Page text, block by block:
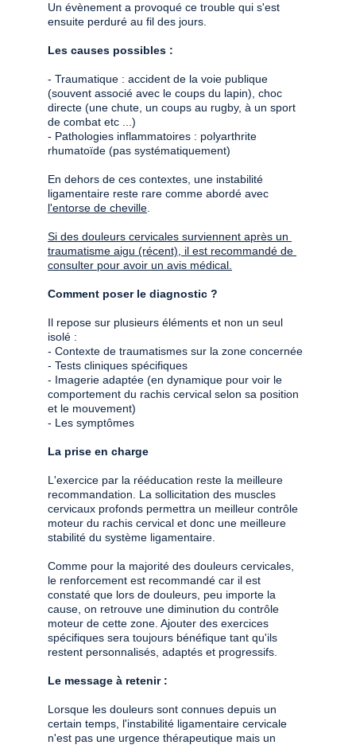
Un évènement a provoqué ce trouble qui s'est
ensuite perduré au fil des jours.
Les causes possibles :
- Traumatique : accident de la voie publique
(souvent associé avec le coups du lapin), choc
directe (une chute, un coups au rugby, à un sport
de combat etc ...)
- Pathologies inflammatoires : polyarthrite
rhumatoïde (pas systématiquement)
En dehors de ces contextes, une instabilité
ligamentaire reste rare comme abordé avec
l'entorse de cheville
Si des douleurs cervicales surviennent après un
traumatisme aigu (récent), il est recommandé de
consulter pour avoir un avis médical.
Comment poser le diagnostic ?
Il repose sur plusieurs éléments et non un seul
isolé :
- Contexte de traumatismes sur la zone concernée
- Tests cliniques spécifiques
- Imagerie adaptée (en dynamique pour voir le
comportement du rachis cervical selon sa position
et le mouvement)
- Les symptômes
La prise en charge
L'exercice par la rééducation reste la meilleure
recommandation. La sollicitation des muscles
cervicaux profonds permettra un meilleur contrôle
moteur du rachis cervical et donc une meilleure
stabilité du système ligamentaire.
Comme pour la majorité des douleurs cervicales,
le renforcement est recommandé car il est
constaté que lors de douleurs, peu importe la
cause, on retrouve une diminution du contrôle
moteur de cette zone. Ajouter des exercices
spécifiques sera toujours bénéfique tant qu'ils
restent personnalisés, adaptés et progressifs.
Le message à retenir :
Lorsque les douleurs sont connues depuis un
certain temps, l'instabilité ligamentaire cervicale
n'est pas une urgence thérapeutique mais un